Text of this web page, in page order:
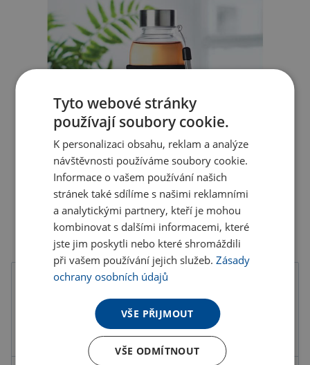
Tyto webové stránky
používají soubory cookie.
K personalizaci obsahu, reklam a analýze
návštěvnosti používáme soubory cookie.
Informace o vašem používání našich
stránek také sdílíme s našimi reklamními
a analytickými partnery, kteří je mohou
kombinovat s dalšími informacemi, které
jste jim poskytli nebo které shromáždili
při vašem používání jejich služeb.Zásady
ochrany osobních údajů
VŠE PŘIJMOUT
VŠE ODMÍTNOUT